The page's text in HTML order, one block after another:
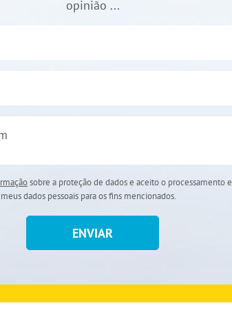
opinião ...
sobre a proteção de dados e aceito o processamento e
dados pessoais para os fins mencionados.
ENVIAR